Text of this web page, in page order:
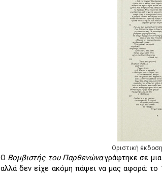
Οριστική
Ο Βομβιστής του Παρθενώναγράφτηκε σε
αλλά δεν είχε ακόμη πάψει να μας αφορά: το